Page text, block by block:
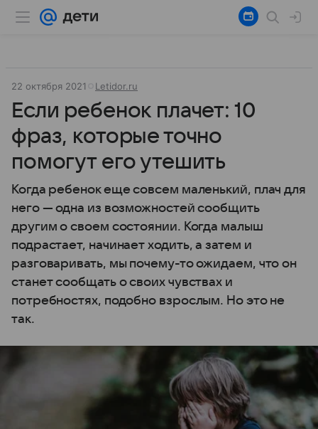
22 октября 2021 Letidor.ru
Если ребенок плачет: 10
фраз, которые точно
помогут его утешить
Когда ребенок еще совсем маленький, плач для
него — одна из возможностей сообщить
другим о своем состоянии. Когда малыш
подрастает, начинает ходить, а затем и
разговаривать, мы почему-то ожидаем, что он
станет сообщать о своих чувствах и
потребностях, подобно взрослым. Но это не
так.